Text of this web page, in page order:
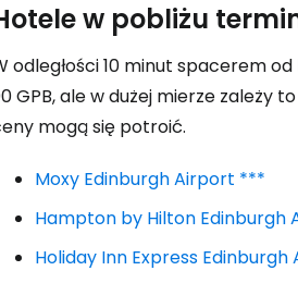
w pobliżu
odległości 10 minut spacerem
GPB, ale w dużej mierze zależy
mogą się potroić.
Moxy Edinburgh Airport ***
Hampton by Hilton Edinburgh
Holiday Inn Express
... światowej